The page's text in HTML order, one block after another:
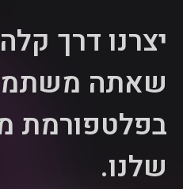
יצרנו דרך
שאתה
בפלטפורמת
שלנו.